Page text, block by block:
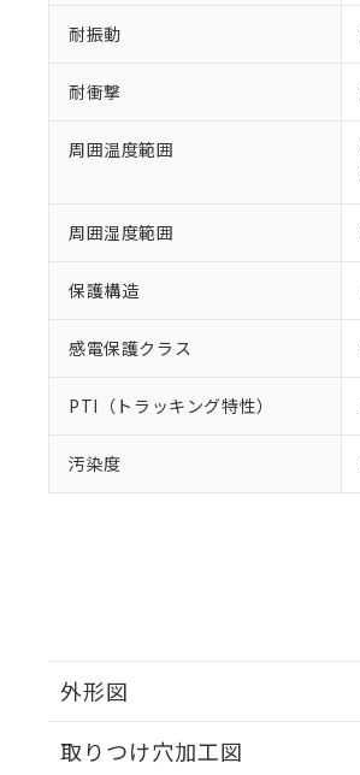
耐振動
耐衝撃
周囲温度範囲
周囲湿度範囲
保護構造
感電保護クラス
PTI（トラッキング特性）
汚染度
外形図
取りつけ穴加工図